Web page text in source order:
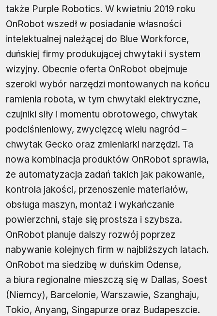
także Purple Robotics. W kwietniu 2019 roku
OnRobot wszedł w posiadanie własności
intelektualnej należącej do Blue Workforce,
duńskiej firmy produkującej chwytaki i system
wizyjny. Obecnie oferta OnRobot obejmuje
szeroki wybór narzędzi montowanych na końcu
ramienia robota, w tym chwytaki elektryczne,
czujniki siły i momentu obrotowego, chwytak
podciśnieniowy, zwycięzcę wielu nagród –
chwytak Gecko oraz zmieniarki narzędzi. Ta
nowa kombinacja produktów OnRobot sprawia,
że automatyzacja zadań takich jak pakowanie,
kontrola jakości, przenoszenie materiałów,
obsługa maszyn, montaż i wykańczanie
powierzchni, staje się prostsza i szybsza.
OnRobot planuje dalszy rozwój poprzez
nabywanie kolejnych firm w najbliższych latach.
OnRobot ma siedzibę w duńskim Odense,
a biura regionalne mieszczą się w Dallas, Soest
(Niemcy), Barcelonie, Warszawie, Szanghaju,
Tokio, Anyang, Singapurze oraz Budapeszcie.